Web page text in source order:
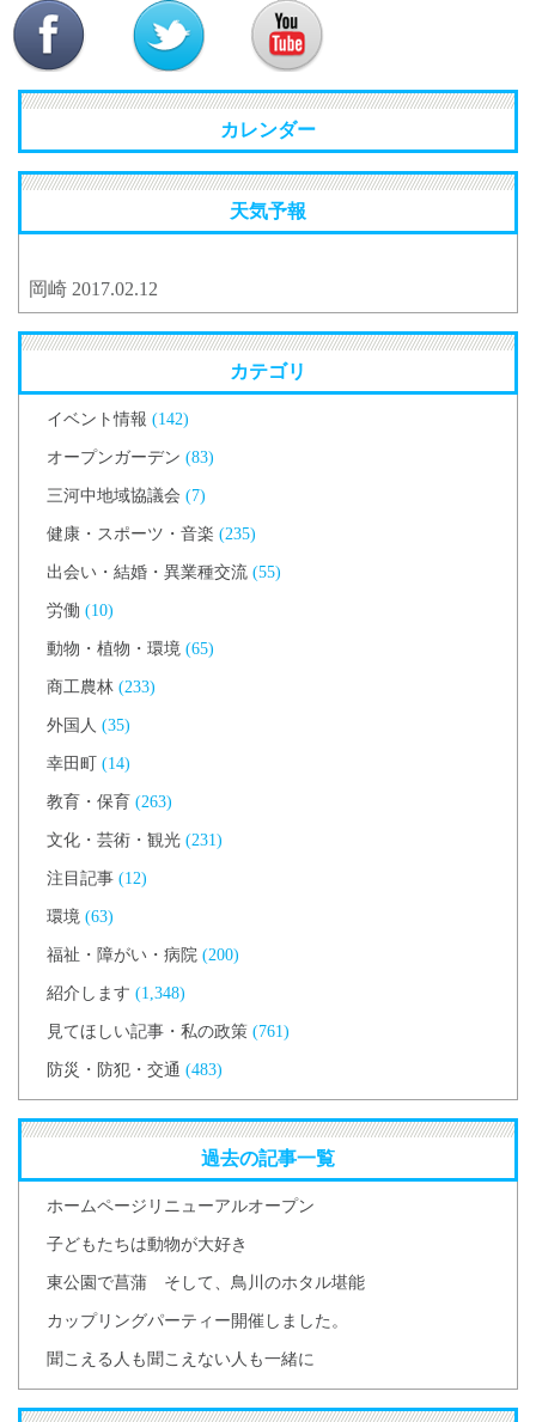
カレンダー
天気予報
岡崎 2017.02.12
カテゴリ
イベント情報 (142)
オープンガーデン (83)
三河中地域協議会 (7)
健康・スポーツ・音楽 (235)
出会い・結婚・異業種交流 (55)
労働 (10)
動物・植物・環境 (65)
商工農林 (233)
外国人 (35)
幸田町 (14)
教育・保育 (263)
文化・芸術・観光 (231)
注目記事 (12)
環境 (63)
福祉・障がい・病院 (200)
紹介します (1,348)
見てほしい記事・私の政策 (761)
防災・防犯・交通 (483)
過去の記事一覧
ホームページリニューアルオープン
子どもたちは動物が大好き
東公園で菖蒲 そして、鳥川のホタル堪能
カップリングパーティー開催しました。
聞こえる人も聞こえない人も一緒に